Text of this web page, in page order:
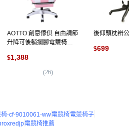
AOTTO 創意傢俱 自由調節
升降可後躺擱腳電競椅
$1,388
(26)
後仰頭枕辨公椅
$699
-cf-9010061-ww電競椅電競椅子
電競椅推薦